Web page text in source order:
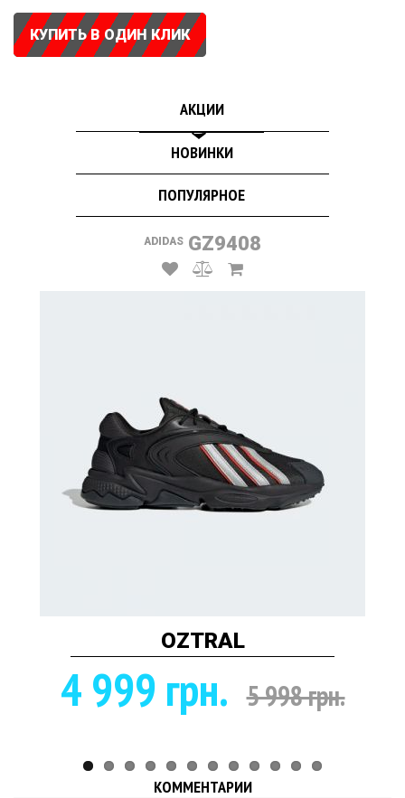
КУПИТЬ В ОДИН КЛИК
АКЦИИ
НОВИНКИ
ПОПУЛЯРНОЕ
ADIDAS GZ9408
OZTRAL
4 999 грн. 5 998 грн.
КОММЕНТАРИИ